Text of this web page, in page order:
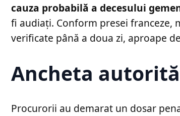
cauza probabilă a decesului
fi audiați. Conform presei franceze,
verificate până a doua zi, aproape
Ancheta
Procurorii au demarat un dosar